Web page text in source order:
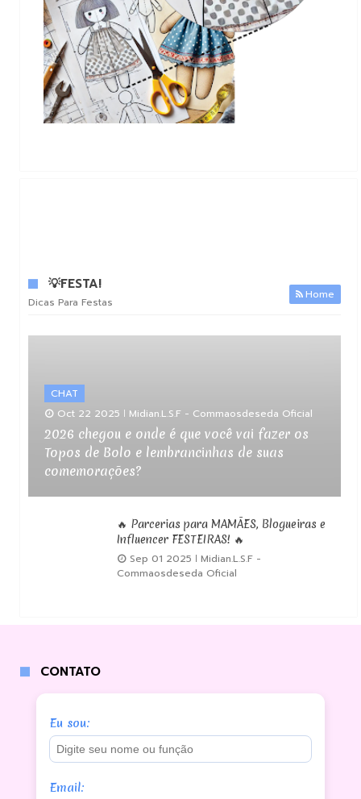
💡FESTA!
Dicas Para Festas
Home
CHAT
Oct 22 2025
Midian.L.S.F - Commaosdeseda Oficial
2026 chegou e onde é que você vai fazer os
Topos de Bolo e lembrancinhas de suas
comemorações?
🔥 Parcerias para MAMÃES, Blogueiras e
Influencer FESTEIRAS! 🔥
Sep 01 2025
Midian.L.S.F -
Commaosdeseda Oficial
CONTATO
Eu sou:
Email: